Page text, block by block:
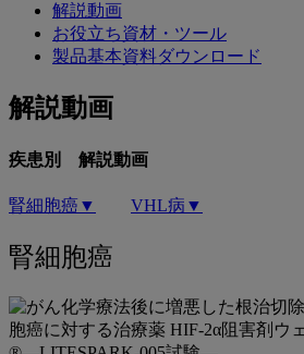
解説動画
お役立ち資材・ツール
製品基本資料ダウンロード
解説動画
疾患別 解説動画
腎細胞癌▼ VHL病▼
腎細胞癌